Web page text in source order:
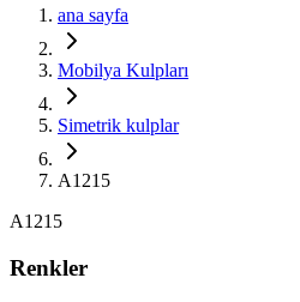
ana sayfa
Mobilya Kulpları
Simetrik kulplar
A1215
A1215
Renkler